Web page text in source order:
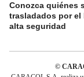
Conozca quiénes
trasladados por el
alta seguridad
©